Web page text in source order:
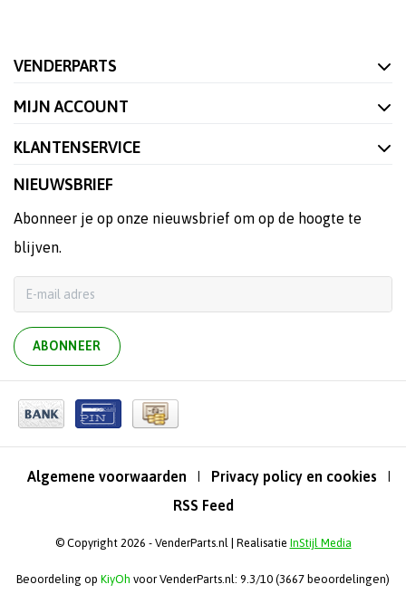
VENDERPARTS
MIJN ACCOUNT
KLANTENSERVICE
NIEUWSBRIEF
Abonneer je op onze nieuwsbrief om op de hoogte te
blijven.
ABONNEER
Algemene voorwaarden Privacy policy en cookies
RSS Feed
© Copyright 2026 - VenderParts.nl | Realisatie InStijl Media
Beoordeling op KiyOh voor VenderParts.nl: 9.3/10 (3667 beoordelingen)